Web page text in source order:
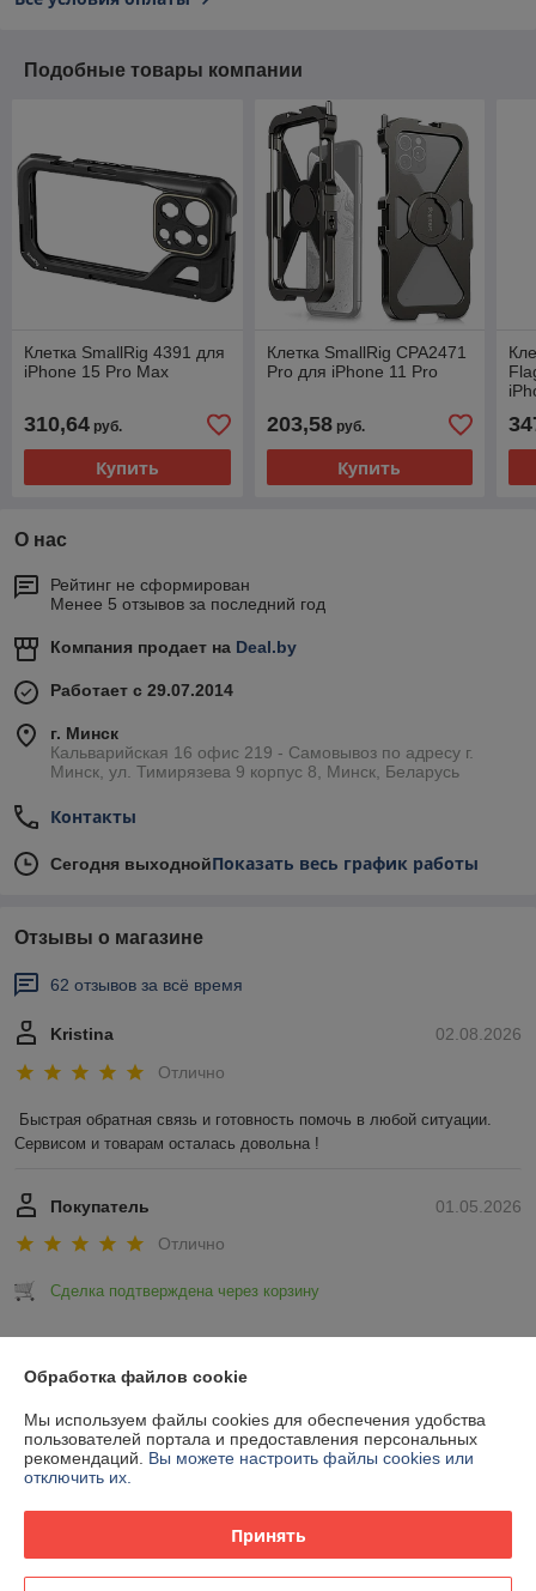
Подобные товары компании
Клетка SmallRig 4391 для
iPhone 15 Pro Max
310,64 руб.
Купить
Клетка SmallRig CPA2471
Pro для iPhone 11 Pro
203,58руб.
Купить
О нас
Рейтинг не сформирован
Менее 5 отзывов за последний год
Компания продает на Deal.by
Работает с 29.07.2014
г. Минск
Кальварийская 16 офис 219 - Самовывоз по адресу г.
Минск, ул. Тимирязева 9 корпус 8, Минск, Беларусь
Контакты
Сегодня выходнойПоказать весь график работы
Отзывы о магазине
62 отзывов за всё время
02.08.2026
Kristina
Отлично
Быстрая обратная связь и готовность помочь в любой ситуации.
Сервисом и товарам осталась довольна !
01.05.2026
Покупатель
Отлично
Сделка подтверждена через корзину
О нас
Контакты
Обработка файлов cookie
Мы используем файлы cookies для обеспечения удобства
пользователей портала и предоставления персональных
рекомендаций. Вы можете настроить файлы cookies или
отключить их.
Принять